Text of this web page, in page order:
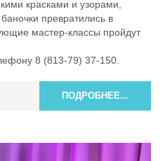
красками и узорами,
превратились в
мастер-классы пройдут
8 (813-79) 37-150.
ПОДРОБНЕЕ...